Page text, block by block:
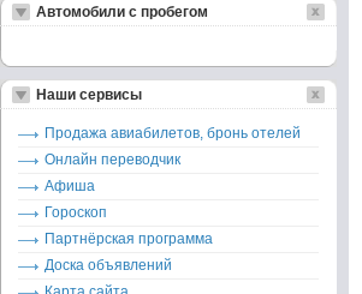
Автомобили с пробегом
Наши сервисы
Продажа авиабилетов, бронь отелей
Онлайн переводчик
Афиша
Гороскоп
Партнёрская программа
Доска объявлений